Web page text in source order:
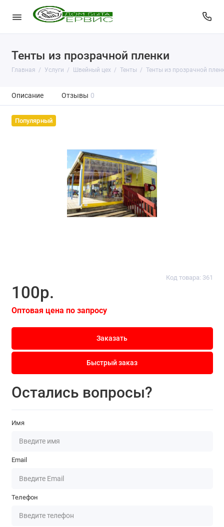
Тенты из прозрачной пленки
Главная Услуги Швейный цех Тенты Тенты из прозрачной
Описание Отзывы 0
Популярный
Код товара: 361
100р.
Оптовая цена по запросу
Заказать
Быстрый заказ
Остались вопросы?
Имя
Email
Телефон